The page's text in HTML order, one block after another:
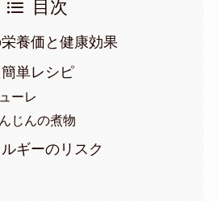
目次
養価と健康効果
単レシピ
ーレ
じんの煮物
ギーのリスク